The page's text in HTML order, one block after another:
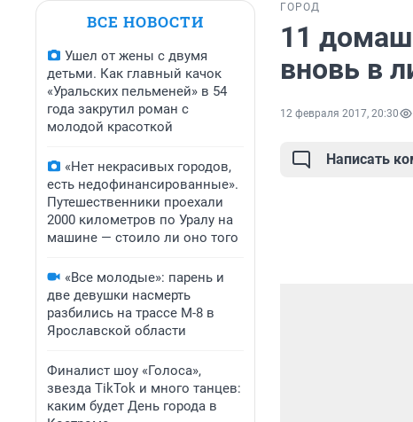
ВСЕ НОВОСТИ
Ушел от жены с двумя
детьми. Как главный качок
«Уральских пельменей» в 54
года закрутил роман с
молодой красоткой
«Нет некрасивых городов,
есть недофинансированные».
Путешественники проехали
2000 километров по Уралу на
машине — стоило ли оно того
«Все молодые»: парень и
две девушки насмерть
разбились на трассе М-8 в
Ярославской области
Финалист шоу «Голоса»,
звезда TikTok и много танцев:
каким будет День города в
ГОРОД
11
вновь в
12 февраля 2017, 20:30
Написать